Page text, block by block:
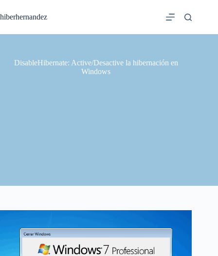
al
contenido
hiberhernandez
DisableHibernate: Active/Desactive la hibernación en
Windows